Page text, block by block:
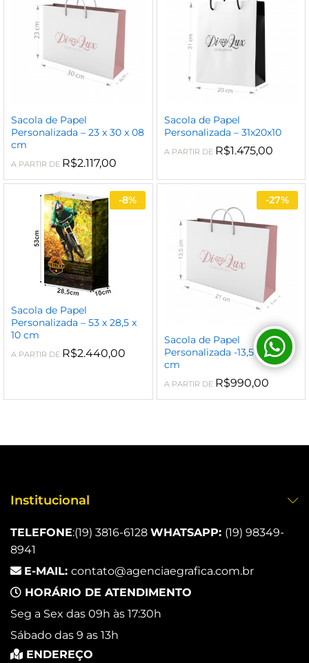
Sacola de Papel
Personalizada – 23 x 30 x 08
cm
A PARTIR DE R$2.117,00
Sacola de Papel
Personalizada – 31x20x10
A PARTIR DE R$1.475,00
-8%
Sacola de Papel
Personalizada – 53 x 28,5 x
10 cm
A PARTIR DE R$2.440,00
-27%
Sacola de Papel
Personalizada -13,5 x 21 x 8
cm
A PARTIR DE R$990,00
Institucional
TELEFONE:(19) 3816-6128 WHATSAPP: (19) 98349-
8941
E-MAIL: contato@agenciaegrafica.com.br
HORÁRIO DE ATENDIMENTO
Seg a Sex das 09h às 17:30h
Sábado das 9 as 13h
ENDEREÇO